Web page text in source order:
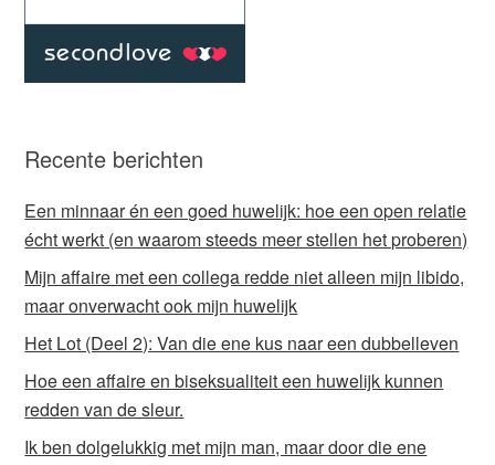
Recente berichten
Een minnaar én een goed huwelijk: hoe een open relatie
écht werkt (en waarom steeds meer stellen het proberen)
Mijn affaire met een collega redde niet alleen mijn libido,
maar onverwacht ook mijn huwelijk
Het Lot (Deel 2): Van die ene kus naar een dubbelleven
Hoe een affaire en biseksualiteit een huwelijk kunnen
redden van de sleur.
Ik ben dolgelukkig met mijn man, maar door die ene